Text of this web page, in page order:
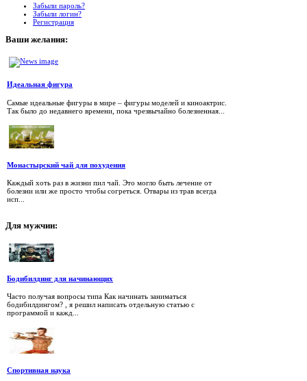
Забыли пароль?
Забыли логин?
Регистрация
Ваши желания:
Идеальная фигура
Самые идеальные фигуры в мире – фигуры моделей и киноактрис.
Так было до недавнего времени, пока чрезвычайно болезненная...
Монастырский чай для похудения
Каждый хоть раз в жизни пил чай. Это могло быть лечение от
болезни или же просто чтобы согреться. Отвары из трав всегда
исп...
Для мужчин:
Бодибилдинг для начинающих
Часто получая вопросы типа Как начинать заниматься
бодибилдингом? , я решил написать отдельную статью с
программой и кажд...
Спортивная наука